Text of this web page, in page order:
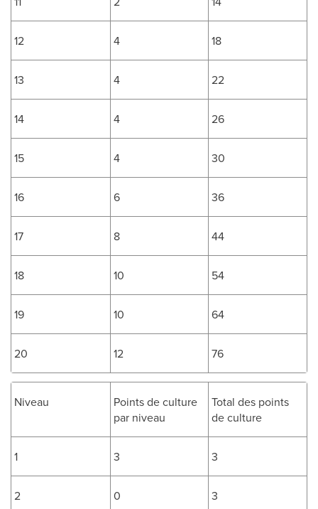
12 4 18
13 4 22
14 4 26
15 4 30
16 6 36
17 8 44
18 10 54
19 10 64
20 12 76
Niveau
Points de culture
par niveau
Total des points
de culture
1 3 3
2 0 3